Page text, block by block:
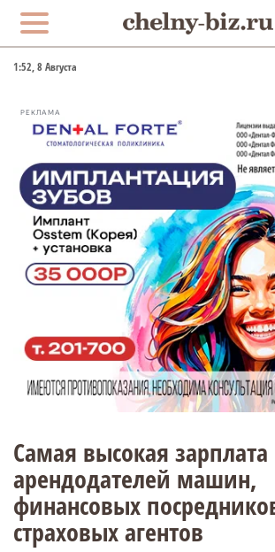
1:52, 8 Августа
РЕКЛАМА
Самая высокая
арендодателей машин,
финансовых
страховых агентов